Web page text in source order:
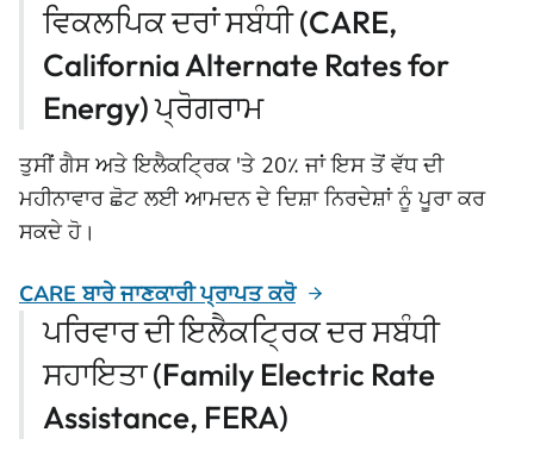
ਵਿਕਲਪਿਕ ਦਰਾਂ ਸਬੰਧੀ (CARE,
California Alternate Rates for
Energy) ਪ੍ਰੋਗਰਾਮ
ਤੁਸੀਂ ਗੈਸ ਅਤੇ ਇਲੈਕਟ੍ਰਿਕ 'ਤੇ 20٪ ਜਾਂ ਇਸ ਤੋਂ ਵੱਧ ਦੀ
ਮਹੀਨਾਵਾਰ ਛੋਟ ਲਈ ਆਮਦਨ ਦੇ ਦਿਸ਼ਾ ਨਿਰਦੇਸ਼ਾਂ ਨੂੰ ਪੂਰਾ ਕਰ
ਸਕਦੇ ਹੋ।
CARE ਬਾਰੇ ਜਾਣਕਾਰੀ ਪ੍ਰਾਪਤ ਕਰੋ
ਪਰਿਵਾਰ ਦੀ ਇਲੈਕਟ੍ਰਿਕ ਦਰ ਸਬੰਧੀ
ਸਹਾਇਤਾ (Family Electric Rate
Assistance, FERA)